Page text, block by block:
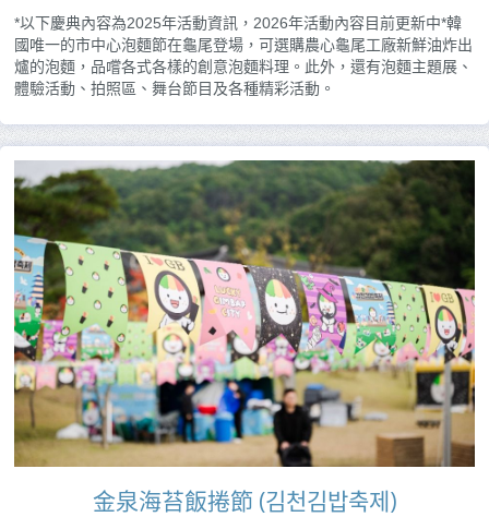
*以下慶典內容為2025年活動資訊，2026年活動內容目前更新中*韓
國唯一的市中心泡麵節在龜尾登場，可選購農心龜尾工廠新鮮油炸出
爐的泡麵，品嚐各式各樣的創意泡麵料理。此外，還有泡麵主題展、
體驗活動、拍照區、舞台節目及各種精彩活動。
金泉海苔飯捲節 (김천김밥축제)